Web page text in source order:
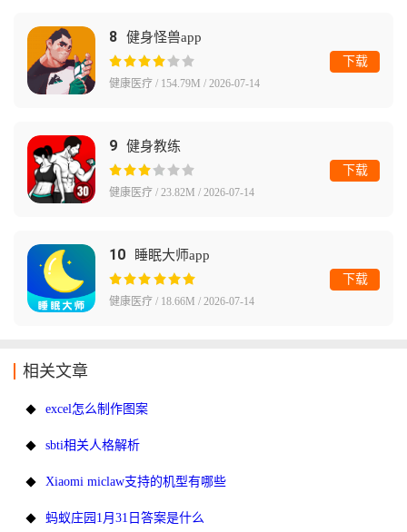
8 健身怪兽app
健康医疗 / 154.79M / 2026-07-14
下载
9 健身教练
健康医疗 / 23.82M / 2026-07-14
下载
10 睡眠大师app
健康医疗 / 18.66M / 2026-07-14
下载
相关文章
excel怎么制作图案
sbti相关人格解析
Xiaomi miclaw支持的机型有哪些
蚂蚁庄园1月31日答案是什么